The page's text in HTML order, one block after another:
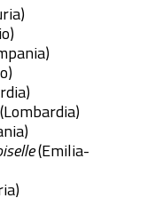
(Lombardia)
(Emilia-